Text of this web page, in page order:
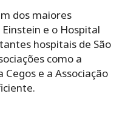
dos maiores
e o Hospital
hospitais de São
como a
e a Associação